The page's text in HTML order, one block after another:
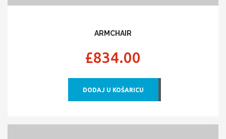
ARMCHAIR
£834.00
DODAJ U KOŠARICU